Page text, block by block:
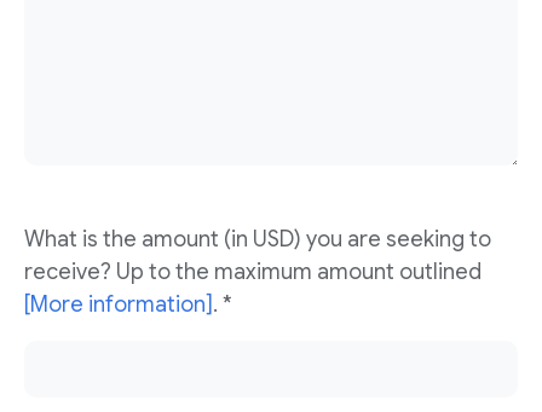
What is the amount (in USD) you are seeking to
receive? Up to the maximum amount outlined
[More information]. *